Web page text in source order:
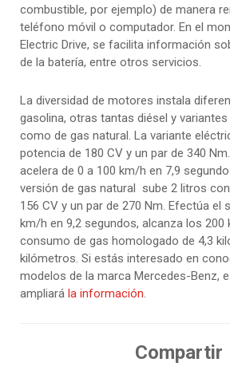
combustible, por ejemplo) de manera
teléfono móvil o computador. En el
Electric Drive, se facilita información
de la batería, entre otros servicios.
La diversidad de motores instala
gasolina, otras tantas diésel y
como de gas natural. La variante
potencia de 180 CV y un par de 340
acelera de 0 a 100 km/h en 7,9
versión de gas natural sube 2 litros
156 CV y un par de 270 Nm. Efectúa el
km/h en 9,2 segundos, alcanza los 200
consumo de gas homologado de 4,3
kilómetros. Si estás interesado en
modelos de la marca Mercedes-Benz,
ampliará la información.
Compartir